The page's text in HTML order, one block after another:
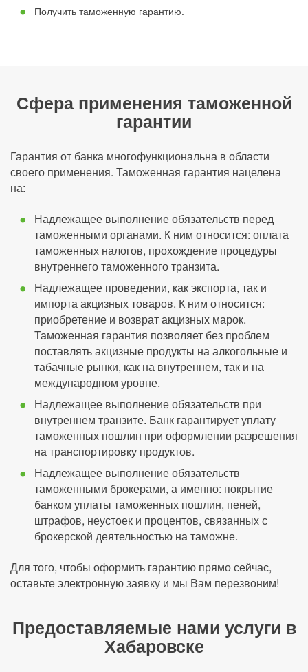
Получить таможенную гарантию.
Сфера применения таможенной
гарантии
Гарантия от банка многофункциональна в области
своего применения. Таможенная гарантия нацелена
на:
Надлежащее выполнение обязательств перед
таможенными органами. К ним относится: оплата
таможенных налогов, прохождение процедуры
внутреннего таможенного транзита.
Надлежащее проведении, как экспорта, так и
импорта акцизных товаров. К ним относится:
приобретение и возврат акцизных марок.
Таможенная гарантия позволяет без проблем
поставлять акцизные продукты на алкогольные и
табачные рынки, как на внутреннем, так и на
международном уровне.
Надлежащее выполнение обязательств при
внутреннем транзите. Банк гарантирует уплату
таможенных пошлин при оформлении разрешения
на транспортировку продуктов.
Надлежащее выполнение обязательств
таможенными брокерами, а именно: покрытие
банком уплаты таможенных пошлин, пеней,
штрафов, неустоек и процентов, связанных с
брокерской деятельностью на таможне.
Для того, чтобы оформить гарантию прямо сейчас,
оставьте электронную заявку и мы Вам перезвоним!
Предоставляемые нами услуги в
Хабаровске